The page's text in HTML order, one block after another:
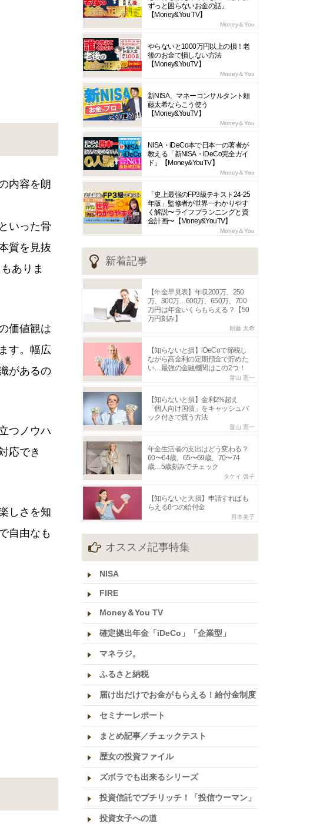
内容を朗
いった骨
質を見抜
ありま
価値観は
す。幅広
があるの
つノウハ
応でき
しさを知
自由なも
ずっと困らないお金の話」
【Money&You TV】
Money＆You
やらないと1000万円以上の損！老
後のお金で損しない方法
【Money&YouTV】
Money＆You
新NISA、マネーコンサルタント頼
藤太希ならこう使う
【Money&YouTV】
Money＆You
NISA・iDeCo本で日本一の著者が
教える「新NISA・iDeCo完全ガイ
ド」【Money&YouTV】
Money＆You
「史上最強のFP3級テキスト24-25
年版」監修者が世界一わかりやす
く解説〜ライフプランニングと資
金計画〜【Money&YouTV】
Money＆You
新着記事
【年金早見表】年収200万、250
万、300万…600万、650万、700
万円は年金いくらもらえる？【50
万円刻み】
頼藤 太希
【知らないと損】iDeCoで節税し
ながら高金利の定期預金で貯めた
い…最強の金融機関はこの2つ！
畠山 憲一
【知らないと損】金利2%超え
「個人向け国債」をキャッシュバ
ック付きで買う方法
畠山 憲一
年金生活者の支出はどう変わる？
60〜64歳、65〜69歳、70〜74
歳…5歳刻みでチェック
タケイ 啓子
【知らないと大損】申請すればも
らえる8つの給付金
舟本美子
オススメ記事特集
NISA
FIRE
Money＆You TV
確定拠出年金「iDeCo」「企業型」
マネラジ。
ふるさと納税
届け出だけでお金がもらえる！給付金制度
セミナーレポート
まとめ記事／チェックテスト
歴女の投資ファイル
ズボラでも出来るシリーズ
投資信託でプチリッチ！「投信ウーマン」
投資女子への道